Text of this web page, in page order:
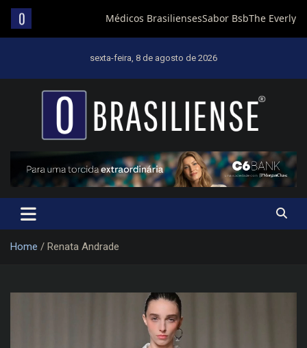
sexta-feira, 8 de agosto de 2026
Um diário de notícias que trabalha por Brasília
Home Renata Andrade